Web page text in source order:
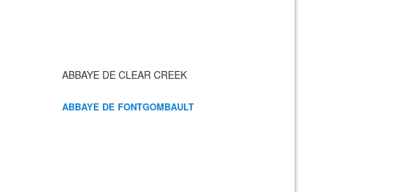
ABBAYE DE CLEAR CREEK
ABBAYE DE FONTGOMBAULT